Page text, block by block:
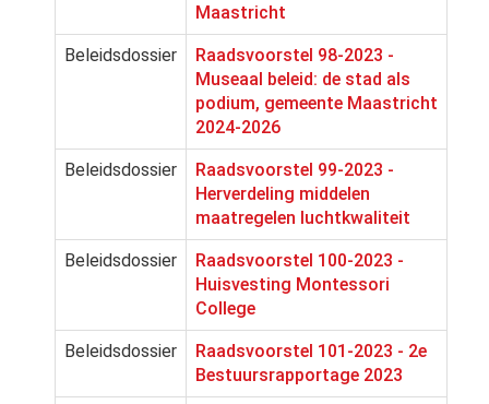
Maastricht
Beleidsdossier
Raadsvoorstel 98-2023 -
Museaal beleid: de stad als
podium, gemeente Maastricht
2024-2026
Beleidsdossier
Raadsvoorstel 99-2023 -
Herverdeling middelen
maatregelen luchtkwaliteit
Beleidsdossier
Raadsvoorstel 100-2023 -
Huisvesting Montessori
College
Beleidsdossier
Raadsvoorstel 101-2023 - 2e
Bestuursrapportage 2023